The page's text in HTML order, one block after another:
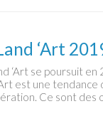
‘Art
‘Art se poursuit
est une tendance
Ce sont des